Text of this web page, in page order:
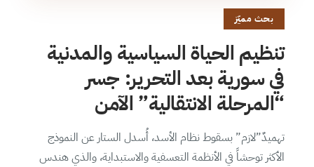
بحث مميّز
تنظيم الحياة السياسية والمدنية
في سورية بعد التحرير: جسر
“المرحلة الانتقالية” الآمن
تهميدٌ”لازم” بسقوط نظام الأسد، أُسدل الستار عن النموذج
الأكثر توحشاً في الأنظمة التعسفية والاستبداية، والذي هندس